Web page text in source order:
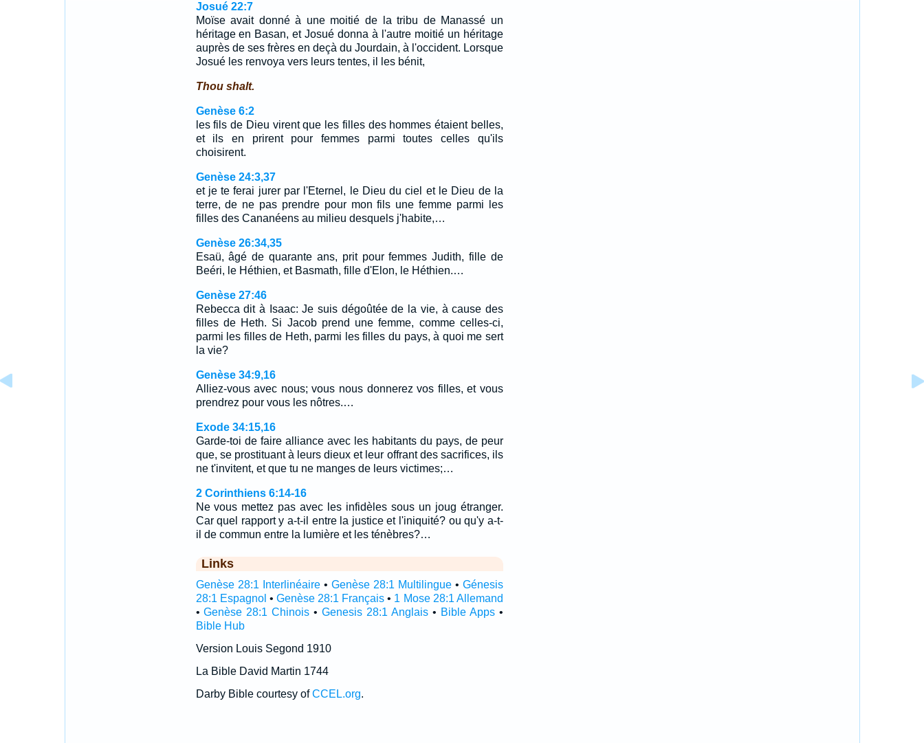
Josué 22:7
Moïse avait donné à une moitié de la tribu de Manassé un
héritage en Basan, et Josué donna à l'autre moitié un héritage
auprès de ses frères en deçà du Jourdain, à l'occident. Lorsque
Josué les renvoya vers leurs tentes, il les bénit,
Thou shalt.
Genèse 6:2
les fils de Dieu virent que les filles des hommes étaient belles,
et ils en prirent pour femmes parmi toutes celles qu'ils
choisirent.
Genèse 24:3,37
et je te ferai jurer par l'Eternel, le Dieu du ciel et le Dieu de la
terre, de ne pas prendre pour mon fils une femme parmi les
filles des Cananéens au milieu desquels j'habite,…
Genèse 26:34,35
Esaü, âgé de quarante ans, prit pour femmes Judith, fille de
Beéri, le Héthien, et Basmath, fille d'Elon, le Héthien.…
Genèse 27:46
Rebecca dit à Isaac: Je suis dégoûtée de la vie, à cause des
filles de Heth. Si Jacob prend une femme, comme celles-ci,
parmi les filles de Heth, parmi les filles du pays, à quoi me sert
la vie?
Genèse 34:9,16
Alliez-vous avec nous; vous nous donnerez vos filles, et vous
prendrez pour vous les nôtres.…
Exode 34:15,16
Garde-toi de faire alliance avec les habitants du pays, de peur
que, se prostituant à leurs dieux et leur offrant des sacrifices, ils
ne t'invitent, et que tu ne manges de leurs victimes;…
2 Corinthiens 6:14-16
Ne vous mettez pas avec les infidèles sous un joug étranger.
Car quel rapport y a-t-il entre la justice et l'iniquité? ou qu'y a-t-
il de commun entre la lumière et les ténèbres?…
Links
Genèse 28:1 Interlinéaire• Genèse 28:1 Multilingue• Génesis
28:1 Espagnol • Genèse 28:1 Français • 1 Mose 28:1 Allemand
•Genèse 28:1 Chinois •Genesis 28:1 Anglais • Bible Apps •
Bible Hub
Version Louis Segond 1910
La Bible David Martin 1744
Darby Bible courtesy ofCCEL.org.